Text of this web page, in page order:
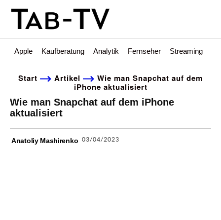
Apple Kaufberatung Analytik Fernseher Streaming
Start Artikel
Wie man Snapchat auf dem
iPhone aktualisiert
Wie man Snapchat auf dem iPhone
aktualisiert
Anatoliy Mashirenko 03/04/2023